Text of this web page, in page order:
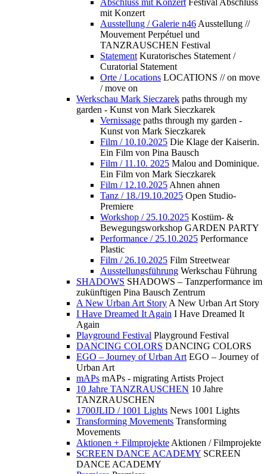
Abschluss mit Konzert Festival Abschluss
mit Konzert
Ausstellung / Galerie n46 Ausstellung //
Mouvement Perpétuel und
TANZRAUSCHEN Festival
Statement Kuratorisches Statement /
Curatorial Statement
Orte / Locations LOCATIONS // on move
/ move on
Werkschau Mark Sieczarek paths through my
garden - Kunst von Mark Sieczkarek
Vernissage paths through my garden -
Kunst von Mark Sieczkarek
Film / 10.10.2025 Die Klage der Kaiserin.
Ein Film von Pina Bausch
Film / 11.10. 2025 Malou and Dominique.
Ein Film von Mark Sieczkarek
Film / 12.10.2025 Ahnen ahnen
Tanz / 18./19.10.2025 Open Studio-
Premiere
Workshop / 25.10.2025 Kostüm- &
Bewegungsworkshop GARDEN PARTY
Performance / 25.10.2025 Performance
Plastic
Film / 26.10.2025 Film Streetwear
Ausstellungsführung Werkschau Führung
SHADOWS SHADOWS – Tanzperformance im
zukünftigen Pina Bausch Zentrum
A New Urban Art Story A New Urban Art Story
I Have Dreamed It Again I Have Dreamed It
Again
Playground Festival Playground Festival
DANCING COLORS DANCING COLORS
EGO – Journey of Urban Art EGO – Journey of
Urban Art
mAPs mAPs - migrating Artists Project
10 Jahre TANZRAUSCHEN 10 Jahre
TANZRAUSCHEN
1700JLID / 1001 Lights News 1001 Lights
Transforming Movements Transforming
Movements
Aktionen + Filmprojekte Aktionen / Filmprojekte
SCREEN DANCE ACADEMY SCREEN
DANCE ACADEMY